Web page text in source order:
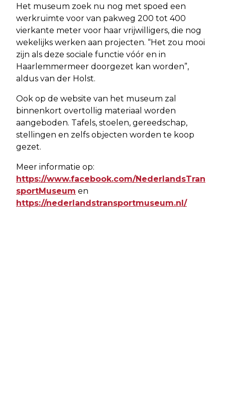
Het museum zoek nu nog met spoed een
werkruimte voor van pakweg 200 tot 400
vierkante meter voor haar vrijwilligers, die nog
wekelijks werken aan projecten. “Het zou mooi
zijn als deze sociale functie vóór en in
Haarlemmermeer doorgezet kan worden”,
aldus van der Holst.
Ook op de website van het museum zal
binnenkort overtollig materiaal worden
aangeboden. Tafels, stoelen, gereedschap,
stellingen en zelfs objecten worden te koop
gezet.
Meer informatie op:
https://www.facebook.com/NederlandsTran
sportMuseum en
https://nederlandstransportmuseum.nl/